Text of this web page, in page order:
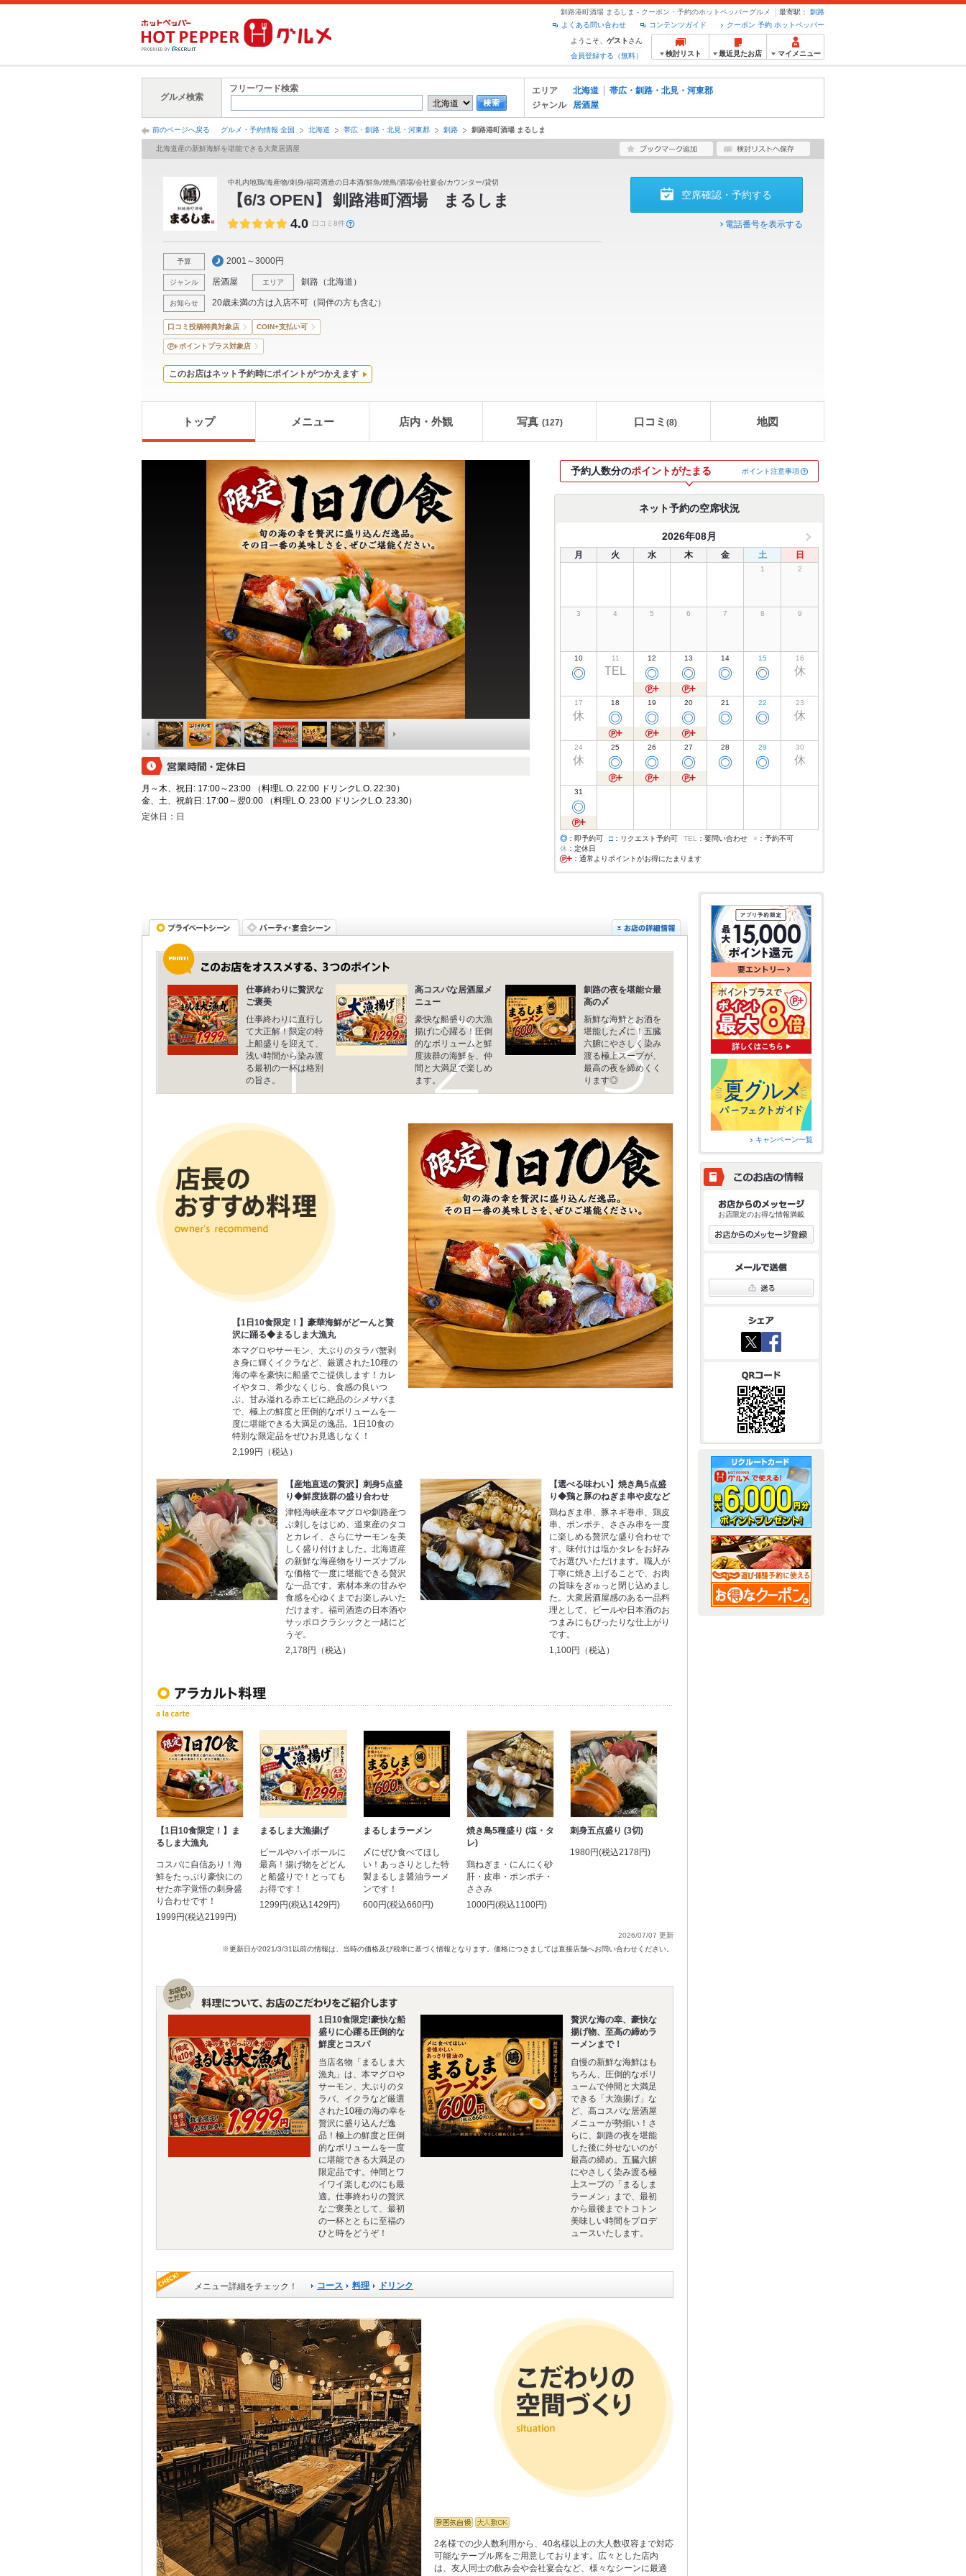
釧路港町酒場 まるしま - クーポン・予約のホットペッパーグルメ 最寄駅：
釧路
クーポン 予約 ホットペッパー
コンテンツガイド
よくある問い合わせ
ようこそ、 ゲスト さん
会員登録する（無料）
検討リスト 最近見たお店 マイメニュー
グルメ検索
フリーワード検索 エリア 北海道
帯広・釧路・北見・河東郡
ジャンル
居酒屋
前のページへ戻る グルメ・予約情報 全国 北海道 帯広・釧路・北見・河東郡 釧路 釧路港町酒場 まるしま
北海道産の新鮮海鮮を堪能できる大衆居酒屋
中札内地鶏/海産物/刺身/福司酒造の日本酒/鮮魚/焼鳥/酒場/会社宴会/カウンター/貸切
【6/3 OPEN】 釧路港町酒場 まるしま
4.0 口コミ8件
予算 2001～3000円
ジャンル 居酒屋 エリア 釧路 （北海道 ）
お知らせ 20歳未満の方は入店不可（同伴の方も含む）
空席確認・予約する
電話番号を表示する
口コミ投稿特典対象店 COIN+支払い可
ポイントプラス対象店
このお店はネット予約時にポイントがつかえます
トップ メニュー 店内・外観 写真 (127) 口コミ (8) 地図
月～木、祝日: 17:00～23:00 （料理L.O. 22:00 ドリンクL.O. 22:30）
金、土、祝前日: 17:00～翌0:00 （料理L.O. 23:00 ドリンクL.O. 23:30）
定休日： 日
予約人数分のポイントがたまる ポイント注意事項
ネット予約の空席状況
2026年08月
月 火 水 木 金 土 日
1 2
3 4 5 6 7 8 9
10
◎
11
TEL
12
◎
13
◎
14
◎
15
◎
16
休
17
休
18
◎
19
◎
20
◎
21
◎
22
◎
23
休
24
休
25
◎
26
◎
27
◎
28
◎
29
◎
30
休
31
◎
◎ ：即予約可 □ ：リクエスト予約可 TEL ：要問い合わせ × ：予約不可
休 ：定休日
：通常よりポイントがお得にたまります
仕事終わりに贅沢な
ご褒美
仕事終わりに直行し
て大正解！限定の特
上船盛りを迎えて、
浅い時間から染み渡
る最初の一杯は格別
の旨さ。
高コスパな居酒屋メ
ニュー
豪快な船盛りの大漁
揚げに心躍る！圧倒
的なボリュームと鮮
度抜群の海鮮を、仲
間と大満足で楽しめ
ます。
釧路の夜を堪能☆最
高の〆
新鮮な海鮮とお酒を
堪能した〆に！五臓
六腑にやさしく染み
渡る極上スープが、
最高の夜を締めくく
ります◎
【1日10食限定！】豪華海鮮がどーんと贅
沢に踊る◆まるしま大漁丸
本マグロやサーモン、大ぶりのタラバ蟹剥
き身に輝くイクラなど、厳選された10種の
海の幸を豪快に船盛でご提供します！カレ
イやタコ、希少なくじら、食感の良いつ
ぶ、甘み溢れる赤エビに絶品のシメサバま
で、極上の鮮度と圧倒的なボリュームを一
度に堪能できる大満足の逸品。1日10食の
特別な限定品をぜひお見逃しなく！
2,199円（税込）
【産地直送の贅沢】刺身5点盛
り◆鮮度抜群の盛り合わせ
津軽海峡産本マグロや釧路産つ
ぶ刺しをはじめ、道東産のタコ
とカレイ、さらにサーモンを美
しく盛り付けました。北海道産
の新鮮な海産物をリーズナブル
な価格で一度に堪能できる贅沢
な一品です。素材本来の甘みや
食感を心ゆくまでお楽しみいた
だけます。福司酒造の日本酒や
サッポロクラシックと一緒にど
うぞ。
2,178円（税込）
【選べる味わい】焼き鳥5点盛
り◆鶏と豚のねぎま串や皮など
鶏ねぎま串、豚ネギ巻串、鶏皮
串、ポンポチ、ささみ串を一度
に楽しめる贅沢な盛り合わせで
す。味付けは塩かタレをお好み
でお選びいただけます。職人が
丁寧に焼き上げることで、お肉
の旨味をぎゅっと閉じ込めまし
た。大衆居酒屋感のある一品料
理として、ビールや日本酒のお
つまみにもぴったりな仕上がり
です。
1,100円（税込）
【1日10食限定！】ま
るしま大漁丸
コスパに自信あり！海
鮮をたっぷり豪快にの
せた赤字覚悟の刺身盛
り合わせです！
1999円(税込2199円)
まるしま大漁揚げ
ビールやハイボールに
最高！揚げ物をどどん
と船盛りで！とっても
お得です！
1299円(税込1429円)
まるしまラーメン
〆にぜひ食べてほし
い！あっさりとした特
製まるしま醤油ラーメ
ンです！
600円(税込660円)
焼き鳥5種盛り (塩・タ
レ)
鶏ねぎま・にんにく砂
肝・皮串・ポンポチ・
ささみ
1000円(税込1100円)
刺身五点盛り (3切)
1980円(税込2178円)
2026/07/07 更新
※更新日が2021/3/31以前の情報は、当時の価格及び税率に基づく情報となります。価格につきましては直接店舗へお問い合わせください。
1日10食限定!豪快な船
盛りに心躍る圧倒的な
鮮度とコスパ
当店名物「まるしま大
漁丸」は、本マグロや
サーモン、大ぶりのタ
ラバ、イクラなど厳選
された10種の海の幸を
贅沢に盛り込んだ逸
品！極上の鮮度と圧倒
的なボリュームを一度
に堪能できる大満足の
限定品です。仲間とワ
イワイ楽しむのにも最
適。仕事終わりの贅沢
なご褒美として、最初
の一杯とともに至福の
ひと時をどうぞ！
贅沢な海の幸、豪快な
揚げ物、至高の締めラ
ーメンまで！
自慢の新鮮な海鮮はも
ちろん、圧倒的なボリ
ュームで仲間と大満足
できる「大漁揚げ」な
ど、高コスパな居酒屋
メニューが勢揃い！さ
らに、釧路の夜を堪能
した後に外せないのが
最高の締め。五臓六腑
にやさしく染み渡る極
上スープの「まるしま
ラーメン」まで、最初
から最後までトコトン
美味しい時間をプロデ
ュースいたします。
メニュー詳細をチェック！ コース 料理 ドリンク
2名様での少人数利用から、40名様以上の大人数収容まで対応
可能なテーブル席をご用意しております。広々とした店内
は、友人同士の飲み会や会社宴会など、様々なシーンに最適
キャンペーン一覧
お店限定のお得な情報満載